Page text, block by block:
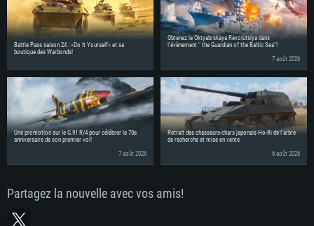
Battle Pass saison 24 : «Do It Yourself» et sa
boutique des Warbonds!
Obtenez le Oktyabrskaya Revolutsiya dans
l'évènement " the Guardian of the Baltic Sea"!
7 août 2026
Une promotion sur le G.91 R/4 pour célébrer le 70e
anniversaire de son premier vol!
7 août 2026
Retrait des chasseurs-chars japonais Ho-Ri de l'arbre
de recherche et mise en vente
6 août 2026
Partagez la nouvelle avec vos amis!